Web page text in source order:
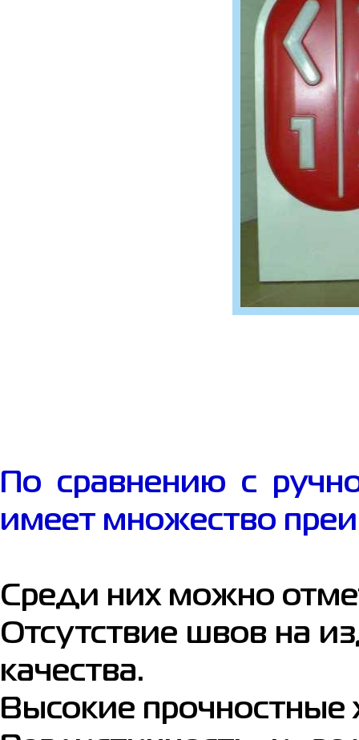
По сравнению с
имеет множество
Среди них можно
Отсутствие швов на
качества.
Высокие прочностные